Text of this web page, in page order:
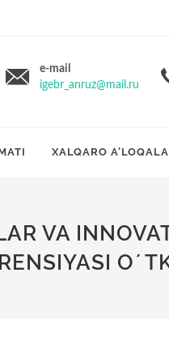
e-mail
igebr_anruz@mail.ru
XALQARO
VA